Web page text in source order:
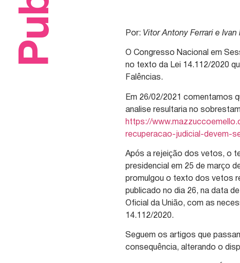
Por: Vitor Antony Ferrari e Ivan
O Congresso Nacional em
no texto da Lei 14.112/2020
Falências.
Em 26/02/2021 comentamos
analise resultaria no
https://
recuperacao-judicial-devem-
Após a rejeição dos vetos, o
presidencial em 25 de março
promulgou o texto dos vetos
publicado no dia 26, na data
Oficial da União, com as
14.112/2020.
Seguem os artigos que
consequência, alterando o